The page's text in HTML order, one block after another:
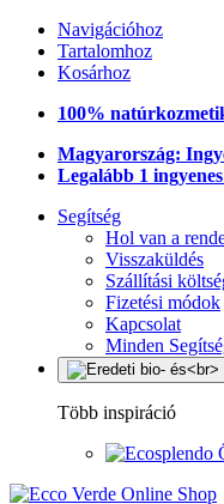
Navigációhoz
Tartalomhoz
Kosárhoz
100%
Magyarország:
Legalább 1
Segítség
Hol van a
Visszaküldés
Szállítási
Fizetési módok
Kapcsolat
Minden
Több inspiráció